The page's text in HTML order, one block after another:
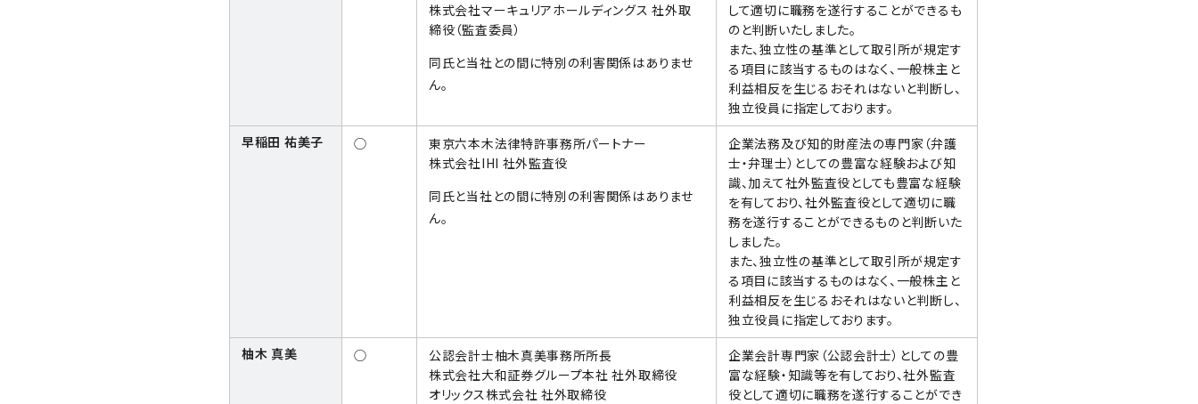
株式会社マーキュリアホールディングス 社外取
締役（監査委員）
同氏と当社との間に特別の利害関係はありませ
ん。
して適切に職務を遂行することができるも
のと判断いたしました。
また、独立性の基準として取引所が規定す
る項目に該当するものはなく、一般株主と
利益相反を生じるおそれはないと判断し、
独立役員に指定しております。
早稲田 祐美子
◯
東京六本木法律特許事務所パートナー
株式会社IHI 社外監査役
同氏と当社との間に特別の利害関係はありませ
ん。
企業法務及び知的財産法の専門家（弁護
士・弁理士）としての豊富な経験および知
識、加えて社外監査役としても豊富な経験
を有しており、社外監査役として適切に職
務を遂行することができるものと判断いた
しました。
また、独立性の基準として取引所が規定す
る項目に該当するものはなく、一般株主と
利益相反を生じるおそれはないと判断し、
独立役員に指定しております。
柚木 真美
◯
公認会計士柚木真美事務所所長
株式会社大和証券グループ本社 社外取締役
オリックス株式会社 社外取締役
企業会計専門家（公認会計士）としての豊
富な経験・知識等を有しており、社外監査
役として適切に職務を遂行することができ